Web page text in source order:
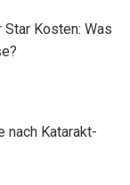
Star Kosten: Was
nach Katarakt-